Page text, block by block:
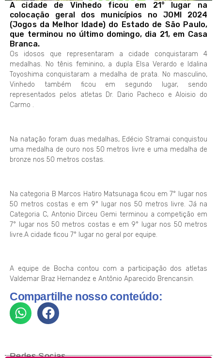
A cidade de Vinhedo ficou em 21° lugar na
colocação geral dos municípios no JOMI 2024
(Jogos da Melhor Idade) do Estado de São Paulo,
que terminou no último domingo, dia 21, em Casa
Branca.
Os idosos que representaram a cidade conquistaram 4
medalhas. No tênis feminino, a dupla Elsa Verardo e Idalina
Toyoshima conquistaram a medalha de prata. No masculino,
Vinhedo também ficou em segundo lugar, sendo
representados pelos atletas Dr. Dario Pacheco e Aloisio do
Carmo .
Na natação foram duas medalhas, Edécio Stramai conquistou
uma medalha de ouro nos 50 metros livre e uma medalha de
bronze nos 50 metros costas.
Na categoria B Marcos Hatiro Matsunaga ficou em 7° lugar nos
50 metros costas e em 9° lugar nos 50 metros livre. Já na
Categoria C, Antonio Dirceu Gemi terminou a competição em
7° lugar nos 50 metros costas e em 9° lugar nos 50 metros
livre.A cidade ficou 7° lugar no geral por equipe.
A equipe de Bocha contou com a participação dos atletas
Valdemar Braz Hernandez e Antônio Aparecido Brencansin.
Compartilhe nosso conteúdo:
Redes Socias